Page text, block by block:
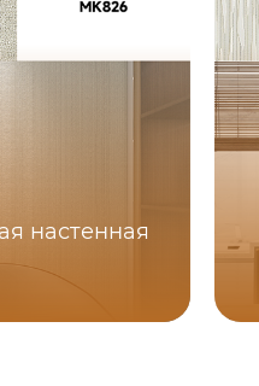
настенная